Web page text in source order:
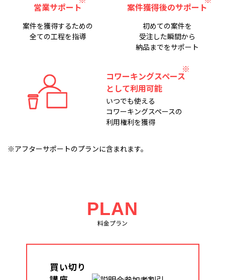
営業サポート
案件を獲得するための
全ての工程を指導
案件獲得後のサポート
初めての案件を
受注した瞬間から
納品までをサポート
コワーキングスペース
として利用可能
いつでも使える
コワーキングスペースの
利用権利を獲得
※アフターサポートのプランに含まれます。
PLAN
料金プラン
買い切り